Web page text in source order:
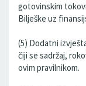
gotovinskim
Bilješke uz
(5) Dodatni
čiji se sadržaj,
ovim pravilnikom.